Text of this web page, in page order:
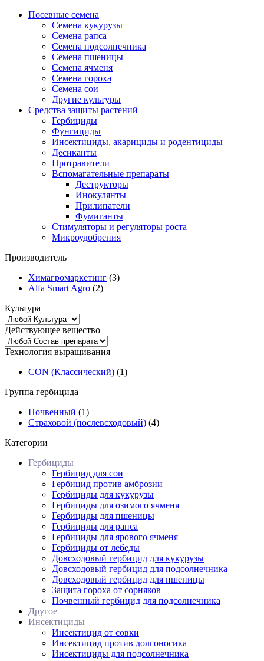
Посевные семена
Семена кукурузы
Семена рапса
Семена подсолнечника
Семена пшеницы
Семена ячменя
Семена гороха
Семена сои
Другие культуры
Средства защиты растений
Гербициды
Фунгициды
Инсектициды, акарициды и родентициды
Десиканты
Протравители
Вспомагательные препараты
Деструкторы
Инокулянты
Прилипатели
Фумиганты
Стимуляторы и регуляторы роста
Микроудобрения
Производитель
Химагромаркетинг (3)
Alfa Smart Agro (2)
Культура
Действующее вещество
Технология выращивания
CON (Классический) (1)
Группа гербицида
Почвенный (1)
Страховой (послевсходовый) (4)
Категории
Гербициды
Гербицид для сои
Гербицид против амброзии
Гербициды для кукурузы
Гербициды для озимого ячменя
Гербициды для пшеницы
Гербициды для рапса
Гербициды для ярового ячменя
Гербициды от лебеды
Довсходовый гербицид для кукурузы
Довсходовый гербицид для подсолнечника
Довсходовый гербицид для пшеницы
Защита гороха от сорняков
Почвенный гербицид для подсолнечника
Другое
Инсектициды
Инсектицид от совки
Инсектицид против долгоносика
Инсектициды для подсолнечника